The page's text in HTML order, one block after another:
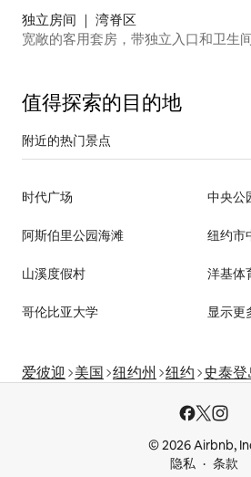
独立房间 ｜ 湾脊区
宽敞的客用套房，带独立入口和卫生
值得探索的目的地
附近的热门景点
时代广场 中央公
阿斯伯里公园海滩 纽约市
山溪度假村 洋基体
哥伦比亚大学 显示更
爱彼迎 美国 纽约州 纽约 史泰登
© 2026 Airbnb,
隐私
条款